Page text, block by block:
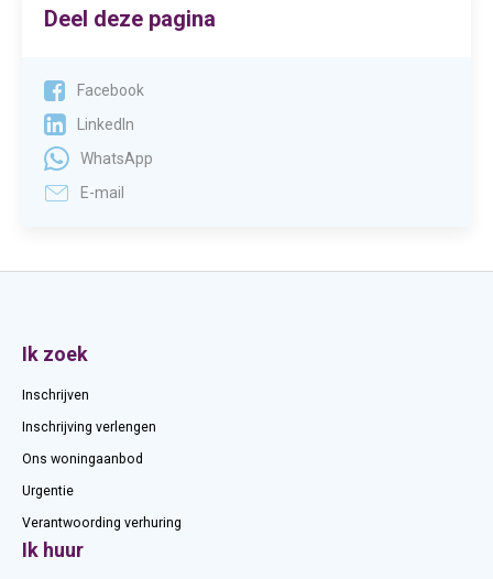
Deel deze pagina
Facebook
LinkedIn
WhatsApp
E-mail
Contactinformatie
Ik zoek
Inschrijven
Inschrijving verlengen
Ons woningaanbod
Urgentie
Verantwoording verhuring
Ik huur